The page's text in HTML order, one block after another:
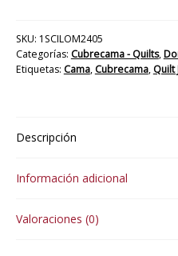
SKU: 1SCILOM2405
Categorías: Cubrecama - Quilts,
Etiquetas: Cama, Cubrecama, Quilt
Descripción
Información adicional
Valoraciones (0)